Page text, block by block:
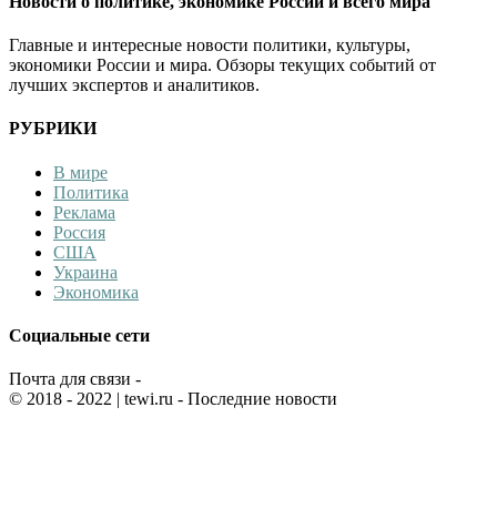
Главные и интересные новости политики, культуры,
экономики России и мира. Обзоры текущих событий от
лучших экспертов и аналитиков.
РУБРИКИ
В мире
Политика
Реклама
Россия
США
Украина
Экономика
Социальные сети
Почта для связи -
© 2018 - 2022 | tewi.ru - Последние новости